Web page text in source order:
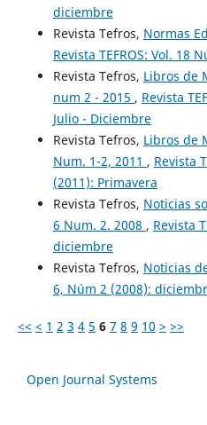
diciembre
Revista Tefros, Normas
Revista TEFROS: Vol. 18
Revista Tefros, Libros de
num 2 - 2015 , Revista
Julio - Diciembre
Revista Tefros, Libros de
Num. 1-2, 2011 , Revista
(2011): Primavera
Revista Tefros, Noticias
6 Num. 2. 2008 , Revista
diciembre
Revista Tefros, Noticias
6, Núm 2 (2008):
<< < 1 2 3 4 5 6 7 8 9 10 > >>
Open Journal Systems